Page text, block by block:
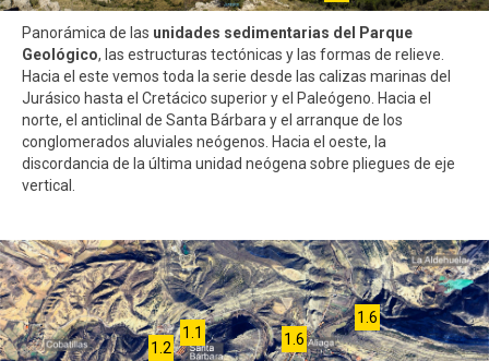
Panorámica de las unidades sedimentarias del Parque
Geológico, las estructuras tectónicas y las formas de relieve.
Hacia el este vemos toda la serie desde las calizas marinas del
Jurásico hasta el Cretácico superior y el Paleógeno. Hacia el
norte, el anticlinal de Santa Bárbara y el arranque de los
conglomerados aluviales neógenos. Hacia el oeste, la
discordancia de la última unidad neógena sobre pliegues de eje
vertical.
1.1
1.2
1.6
1.6